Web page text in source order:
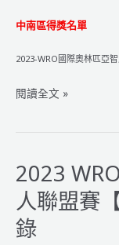
程
簡
中南區得獎名單
2023-WRO國際奧林匹亞
2023
奧
林
匹
亞
智
閱讀全文 »
2023
人聯盟賽
錄